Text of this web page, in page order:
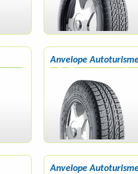
Anvelope
Anvelope